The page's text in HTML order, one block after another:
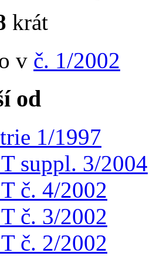
krát
v č. 1/2002
od
1/1997
suppl. 3/2004
č. 4/2002
č. 3/2002
č. 2/2002